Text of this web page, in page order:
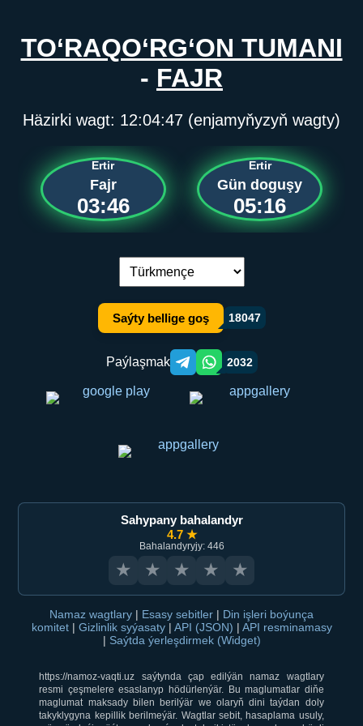
TO‘RAQO‘RG‘ON TUMANI
- FAJR
Häzirki wagt: 12:04:47 (enjamyňyzyň wagty)
Ertir
Fajr
03:46
Ertir
Gün doguşy
05:16
Dil çalşyryş:
Saýty bellige goş 18047
Paýlaşmak Telegram orqali ulashish
WhatsApp orqali ulashish
2032
Sahypany bahalandyr
4.7 ★
Bahalandyryjy: 446
★ ★ ★ ★ ★
Namaz wagtlary | Esasy sebitler | Din işleri boýunça
komitet | Gizlinlik syýasaty | API (JSON) | API resminamasy
| Saýtda ýerleşdirmek (Widget)
https://namoz-vaqti.uz saýtynda çap edilýän namaz wagtlary
resmi çeşmelere esaslanyp hödürlenýär. Bu maglumatlar diňe
maglumat maksady bilen berilýär we olaryň dini taýdan doly
takyklygyna kepillik berilmeýär. Wagtlar sebit, hasaplama usuly,